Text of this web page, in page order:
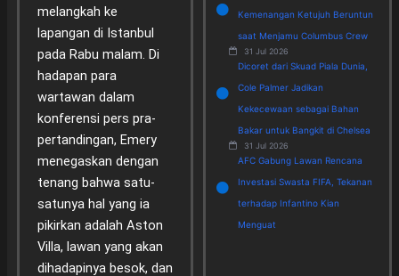
melangkah ke
lapangan di Istanbul
pada Rabu malam. Di
hadapan para
wartawan dalam
konferensi pers pra-
pertandingan, Emery
menegaskan dengan
tenang bahwa satu-
satunya hal yang ia
pikirkan adalah Aston
Villa, lawan yang akan
dihadapinya besok, dan
Kemenangan Ketujuh Beruntun
saat Menjamu Columbus Crew
31 Jul 2026
Dicoret dari Skuad Piala Dunia,
Cole Palmer Jadikan
Kekecewaan sebagai Bahan
Bakar untuk Bangkit di Chelsea
31 Jul 2026
AFC Gabung Lawan Rencana
Investasi Swasta FIFA, Tekanan
terhadap Infantino Kian
Menguat